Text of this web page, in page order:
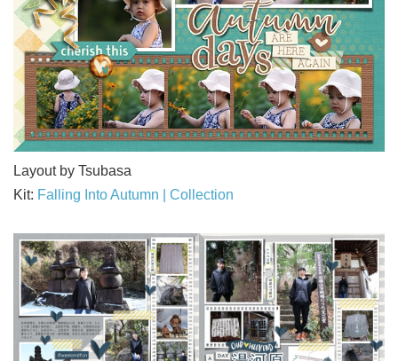
Layout by Tsubasa
Kit: Falling Into Autumn | Collection